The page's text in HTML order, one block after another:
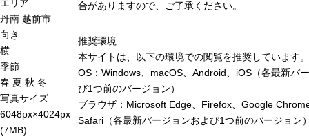
エリア
丹南 越前市
向き
横
季節
春 夏 秋 冬
写真サイズ
6048px×4024px
(7MB)
合がありますので、ご了承ください。
推奨環境
本サイトは、以下の環境での閲覧を推奨しています。
OS：Windows、macOS、Android、iOS（各最新バ
び1つ前のバージョン）
ブラウザ：Microsoft Edge、Firefox、Google
Safari（各最新バージョンおよび1つ前のバージョン